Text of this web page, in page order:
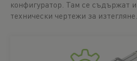
конфигуратор. Там се съдържат
технически чертежи за изтегляне.